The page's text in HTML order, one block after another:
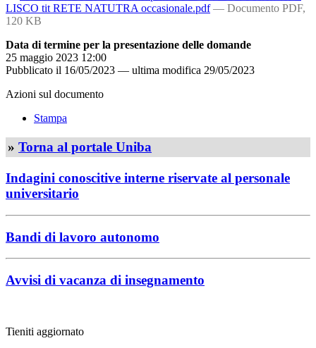
LISCO tit RETE NATUTRA occasionale.pdf — Documento PDF,
120 KB
Data di termine per la presentazione delle domande
25 maggio 2023 12:00
Pubblicato il 16/05/2023 — ultima modifica 29/05/2023
Azioni sul documento
Stampa
» Torna al portale Uniba
Indagini conoscitive interne riservate al personale
universitario
Bandi di lavoro autonomo
Avvisi di vacanza di insegnamento
Tieniti aggiornato